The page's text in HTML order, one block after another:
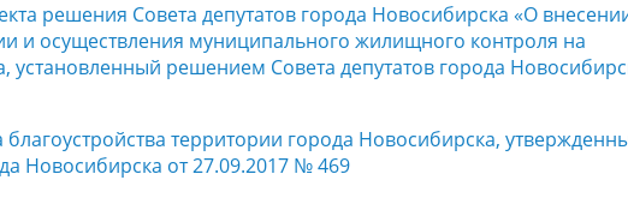
решения Совета депутатов города Новосибирска «О
и осуществления муниципального жилищного контроля на
установленный решением Совета депутатов города
территории города Новосибирска,
Новосибирска от 27.09.2017 № 469